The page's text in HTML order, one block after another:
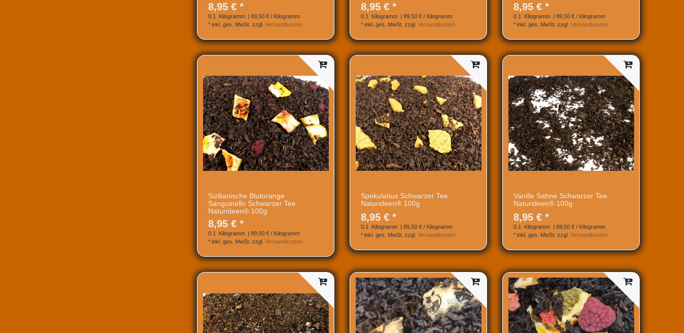
8,95 € *
0.1 Kilogramm | 89,50 € / Kilogramm
* inkl. ges. MwSt. zzgl. Versandkosten
8,95 € *
0.1 Kilogramm | 89,50 € / Kilogramm
* inkl. ges. MwSt. zzgl. Versandkosten
8,95 € *
0.1 Kilogramm | 89,50 € / Kilogramm
* inkl. ges. MwSt. zzgl. Versandkosten
Sizilianische Blutorange
Sanguinello Schwarzer Tee
Naturideen® 100g
8,95 € *
0.1 Kilogramm | 89,50 € / Kilogramm
* inkl. ges. MwSt. zzgl. Versandkosten
Spekulatius Schwarzer Tee
Naturideen® 100g
8,95 € *
0.1 Kilogramm | 89,50 € / Kilogramm
* inkl. ges. MwSt. zzgl. Versandkosten
Vanille Sahne Schwarzer Tee
Naturideen® 100g
8,95 € *
0.1 Kilogramm | 89,50 € / Kilogramm
* inkl. ges. MwSt. zzgl. Versandkosten